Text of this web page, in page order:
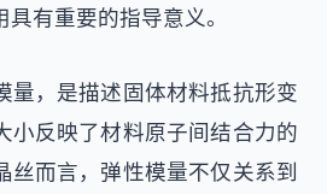
有重要的指导意义。
量，是描述固体材料抵抗形变
小反映了材料原子间结合力的
丝而言，弹性模量不仅关系到